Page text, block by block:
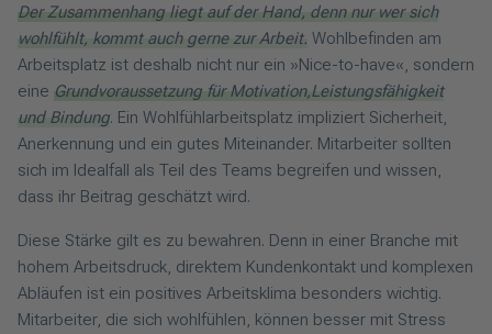
Der Zusammenhang liegt auf der Hand, denn nur wer sich
wohlfühlt, kommt auch gerne zur Arbeit. Wohlbefinden am
Arbeitsplatz ist deshalb nicht nur ein »Nice-to-have«, sondern
eine Grundvoraussetzung für Motivation,Leistungsfähigkeit
und Bindung. Ein Wohlfühlarbeitsplatz impliziert Sicherheit,
Anerkennung und ein gutes Miteinander. Mitarbeiter sollten
sich im Idealfall als Teil des Teams begreifen und wissen,
dass ihr Beitrag geschätzt wird.
Diese Stärke gilt es zu bewahren. Denn in einer Branche mit
hohem Arbeitsdruck, direktem Kundenkontakt und komplexen
Abläufen ist ein positives Arbeitsklima besonders wichtig.
Mitarbeiter, die sich wohlfühlen, können besser mit Stress